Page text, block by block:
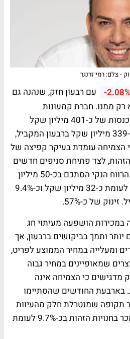
- צלם: רמי זרנגר
-2.08%
עם רבעון חזק, שנהנה גם
ממנו. חברת קמעונות
הדיסקאונט מדווחת על הכנסות של כ-401 מיליון שקל
ברבעון הראשון, לעומת כ-339 מיליון שקל ברבעון המקביל,
18%. מאחורי הצמיחה עומדת בעיקר קפיצה של
הזהות, לצד פתיחת סניפים חדשים
והמשך התרחבות הרשת. הרווח הנקי הסתכם בכ-50 מיליון
שקל, כ-12.4% מהמחזור, לעומת כ-32 מיליון שקל וכ-9.4%
של כ-57%.
במכירות הושפעה מעיתוי חג
ותמך בביקושים ברבעון, אך
ומעלייה במחיר הממוצע לפריט,
שמאופיינים במחיר גבוה
מדגישים כי הצמיחה אינה
החודשים שהסתיימו
2026, כלומר תקופה שמנטרלת חלק מהעיוות
של עיתוי החגים, צמח המכר בחנויות הזהות בכ-9.7% לעומת